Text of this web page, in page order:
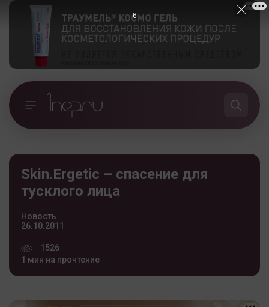
Skin.Ergetic – спасение для
тусклого лица
Новость
26.10.2011
1526
1 мин на прочтение
5